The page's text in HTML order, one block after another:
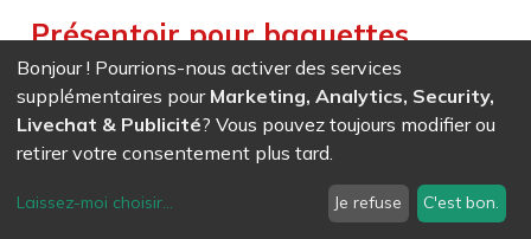
Présentoir pour baguettes
diabolo (avec baguettes) - ST50
/ ST FLEX / TITANE
Weight Net :
kg
- ST FLEX - TITANE
Bonjour ! Pourrions-nous activer des services
supplémentaires pour Marketing, Analytics, Security,
Livechat & Publicité? Vous pouvez toujours modifier ou
retirer votre consentement plus tard.
Laissez-moi choisir... Je refuse C'est bon.